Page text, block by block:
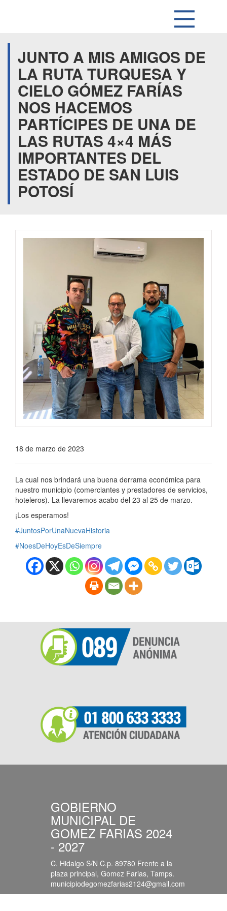
JUNTO A MIS AMIGOS DE
LA RUTA TURQUESA Y
CIELO GÓMEZ FARÍAS
NOS HACEMOS
PARTÍCIPES DE UNA DE
LAS RUTAS 4×4 MÁS
IMPORTANTES DEL
ESTADO DE SAN LUIS
POTOSÍ
18 de marzo de 2023
La cual nos brindará una buena derrama económica para
nuestro municipio (comerciantes y prestadores de servicios,
hoteleros). La llevaremos acabo del 23 al 25 de marzo.
¡Los esperamos!
#JuntosPorUnaNuevaHistoria
#NoesDeHoyEsDeSiempre
GOBIERNO
MUNICIPAL DE
GOMEZ FARIAS 2024
- 2027
C. Hidalgo S/N C.p. 89780 Frente a la
plaza principal, Gomez Farias, Tamps.
municipiodegomezfarias2124@gmail.com